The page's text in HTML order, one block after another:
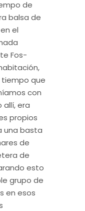
de
balsa de
el
Fos-
que
con
allí, era
propios
una basta
de
de
esto
grupo de
en esos